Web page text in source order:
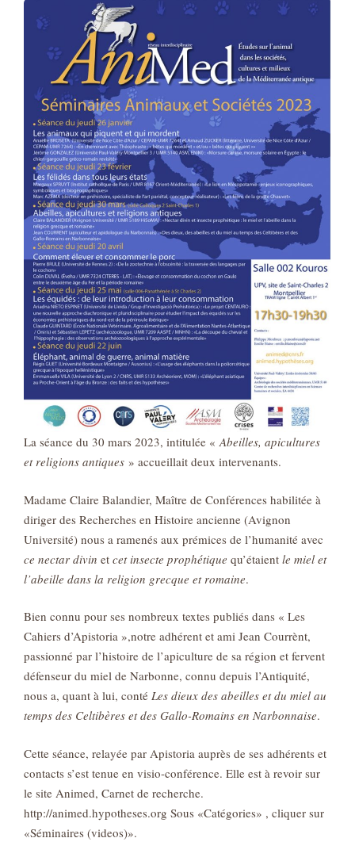
La séance du 30 mars 2023, intitulée «Abeilles, apicultures
et religions antiques » accueillait deux intervenants.
Madame Claire Balandier, Maître de Conférences habilitée à
diriger des Recherches en Histoire ancienne (Avignon
Université) nous a ramenés aux prémices de l’humanité avec
ce nectar divin et cet insecte prophétique qu’étaient le miel et
l’abeille dans la religion grecque et romaine.
Bien connu pour ses nombreux textes publiés dans « Les
Cahiers d’Apistoria »,notre adhérent et ami Jean Courrènt,
passionné par l’histoire de l’apiculture de sa région et fervent
défenseur du miel de Narbonne, connu depuis l’Antiquité,
nous a, quant à lui, conté Les dieux des abeilles et du miel au
temps des Celtibères et des Gallo-Romains en Narbonnaise.
Cette séance, relayée par Apistoria auprès de ses adhérents et
contacts s’est tenue en visio-conférence. Elle est à revoir sur
le site Animed, Carnet de recherche.
http://animed.hypotheses.org‌ Sous «Catégories» , cliquer sur
«Séminaires (videos)».